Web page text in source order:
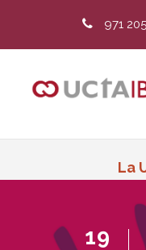
971
La
19